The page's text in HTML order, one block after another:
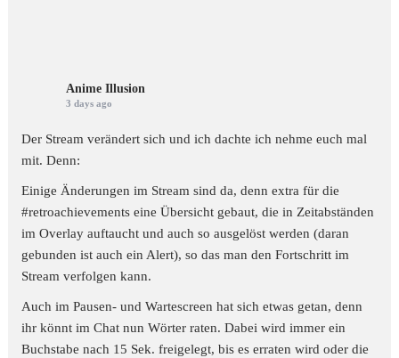
Anime Illusion
3 days ago
Der Stream verändert sich und ich dachte ich nehme euch mal
mit. Denn:
Einige Änderungen im Stream sind da, denn extra für die
#retroachievements eine Übersicht gebaut, die in Zeitabständen
im Overlay auftaucht und auch so ausgelöst werden (daran
gebunden ist auch ein Alert), so das man den Fortschritt im
Stream verfolgen kann.
Auch im Pausen- und Wartescreen hat sich etwas getan, denn
ihr könnt im Chat nun Wörter raten. Dabei wird immer ein
Buchstabe nach 15 Sek. freigelegt, bis es erraten wird oder die